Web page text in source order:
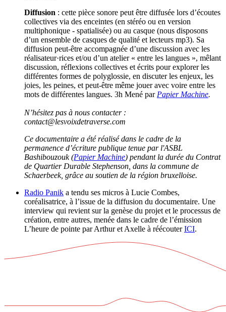
Diffusion : cette pièce sonore peut être diffusée lors d’écoutes
collectives via des enceintes (en stéréo ou en version
multiphonique - spatialisée) ou au casque (nous disposons
d’un ensemble de casques de qualité et lecteurs mp3). Sa
diffusion peut-être accompagnée d’une discussion avec les
réalisateur·rices et/ou d’un atelier « entre les langues », mêlant
discussion, réflexions collectives et écrits pour explorer les
différentes formes de polyglossie, en discuter les enjeux, les
joies, les peines, et peut-être même jouer avec voire entre les
mots de différentes langues. 3h Mené par Papier Machine.
N’hésitez pas à nous contacter :
contact@lesvoixdetraverse.com
Ce documentaire a été réalisé dans le cadre de la
permanence d’écriture publique tenue par l'ASBL
Bashibouzouk (Papier Machine) pendant la durée du Contrat
de Quartier Durable Stephenson, dans la commune de
Schaerbeek, grâce au soutien de la région bruxelloise.
Radio Panik a tendu ses micros à Lucie Combes,
coréalisatrice, à l’issue de la diffusion du documentaire. Une
interview qui revient sur la genèse du projet et le processus de
création, entre autres, menée dans le cadre de l’émission
L’heure de pointe par Arthur et Axelle à réécouterICI.